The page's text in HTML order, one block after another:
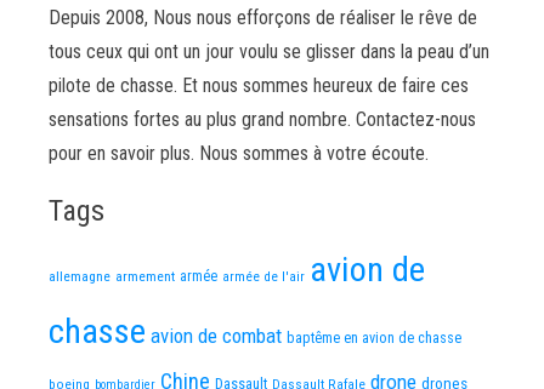
Depuis 2008, Nous nous efforçons de réaliser le rêve de
tous ceux qui ont un jour voulu se glisser dans la peau d’un
pilote de chasse. Et nous sommes heureux de faire ces
sensations fortes au plus grand nombre. Contactez-nous
pour en savoir plus. Nous sommes à votre écoute.
Tags
allemagne armement armée armée de l'air avion de
chasse avion de combat baptême en avion de chasse
boeing bombardier Chine Dassault Dassault Rafale drone drones